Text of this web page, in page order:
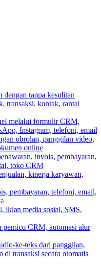
tanpa kesulitan
transaksi, kontak, rantai
melalui formulir CRM,
Instagram, telefoni, email
obrolan, panggilan video,
online
invois, pembayaran,
toko CRM
kinerja karyawan,
pembayaran, telefoni, email,
iklan media sosial, SMS,
pemicu CRM, automasi alur
ke-teks dari panggilan,
transaksi secara otomatis